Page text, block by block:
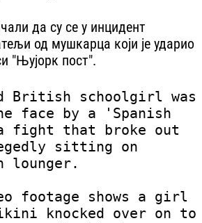
да су се у инцидент
од мушкарца који је ударио
"Њујорк пост".
British schoolgirl was
face by a 'Spanish
fight that broke out
sitting on
lounger.
footage shows a girl
knocked over on to